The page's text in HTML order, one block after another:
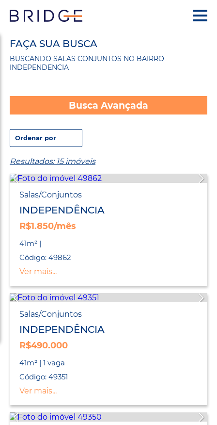
FAÇA SUA BUSCA
BUSCANDO SALAS CONJUNTOS NO BAIRRO
INDEPENDENCIA
Busca Avançada
Resultados: 15 imóveis
Salas/Conjuntos
INDEPENDÊNCIA
R$1.850/mês
41m² |
Código: 49862
Ver mais...
Salas/Conjuntos
INDEPENDÊNCIA
R$490.000
41m² | 1 vaga
Código: 49351
Ver mais...